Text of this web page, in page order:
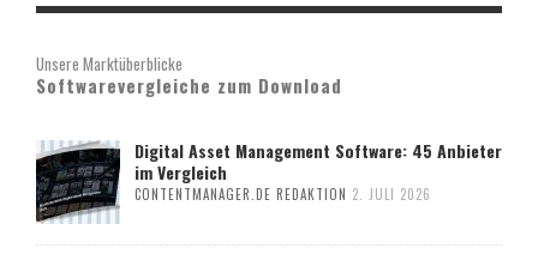
Unsere Marktüberblicke
Softwarevergleiche zum Download
Digital Asset Management Software: 45 Anbieter
im Vergleich
CONTENTMANAGER.DE REDAKTION 2. JULI 2026